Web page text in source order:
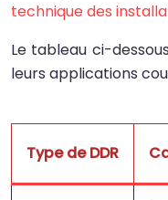
technique des
Le tableau ci-
leurs applications
Type de DDR